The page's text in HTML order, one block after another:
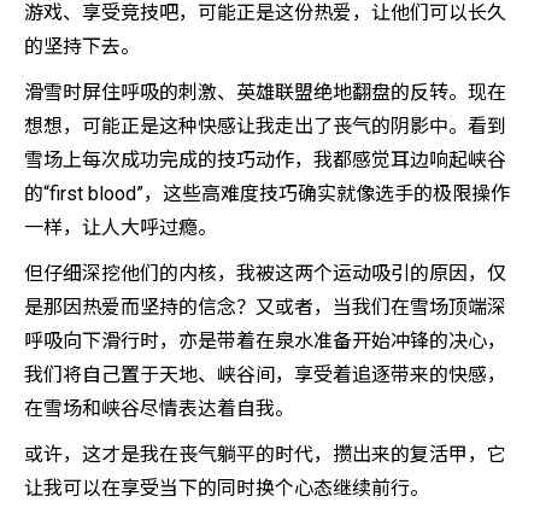
游戏、享受竞技吧，可能正是这份热爱，让他们可以长久
的坚持下去。
滑雪时屏住呼吸的刺激、英雄联盟绝地翻盘的反转。现在
想想，可能正是这种快感让我走出了丧气的阴影中。看到
雪场上每次成功完成的技巧动作，我都感觉耳边响起峡谷
的“first blood”，这些高难度技巧确实就像选手的极限操作
一样，让人大呼过瘾。
但仔细深挖他们的内核，我被这两个运动吸引的原因，仅
是那因热爱而坚持的信念？又或者，当我们在雪场顶端深
呼吸向下滑行时，亦是带着在泉水准备开始冲锋的决心，
我们将自己置于天地、峡谷间，享受着追逐带来的快感，
在雪场和峡谷尽情表达着自我。
或许，这才是我在丧气躺平的时代，攒出来的复活甲，它
让我可以在享受当下的同时换个心态继续前行。